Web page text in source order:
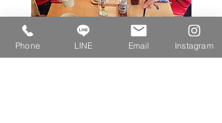
Phone LINE Email Instagram